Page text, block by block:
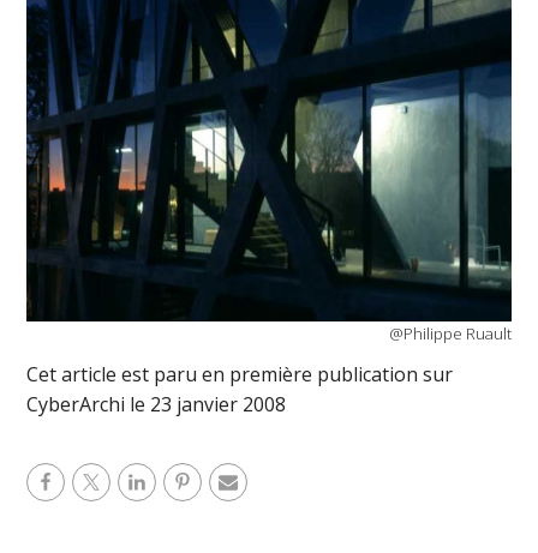
@Philippe Ruault
Cet article est paru en première publication sur
CyberArchi le 23 janvier 2008